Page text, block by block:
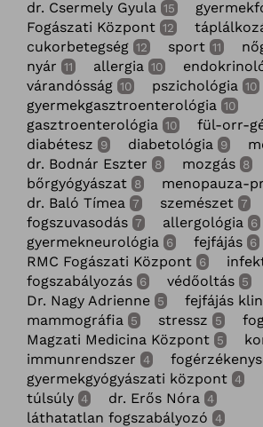
dr. Csermely Gyula 15
Fogászati Központ 12
cukorbetegség 12 sport 11
nyár 11 allergia 10
várandósság 10 pszichológia 10
gyermekgasztroenterológia 10
gasztroenterológia 10 fül-orr-
diabétesz 9 diabetológia 9
dr. Bodnár Eszter 8 mozgás 8
bőrgyógyászat 8 menopauza-
dr. Baló Tímea 7 szemészet 7
fogszuvasodás 7 allergológia 6
gyermekneurológia 6 fejfájás 6
RMC Fogászati Központ 6
fogszabályozás 6 védőoltás 5
Dr. Nagy Adrienne 5 fejfájás
mammográfia 5 stressz 5
Magzati Medicina Központ 5
immunrendszer 4
gyermekgyógyászati központ 4
túlsúly 4 dr. Erős Nóra 4
láthatatlan fogszabályozó 4